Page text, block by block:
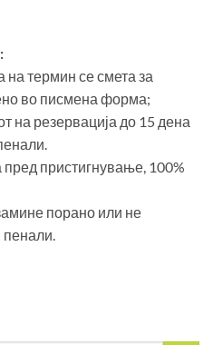
термин се смета за
во писмена форма;
на резервација до 15 дена
пристигнување, 100%
порано или не
пенали.